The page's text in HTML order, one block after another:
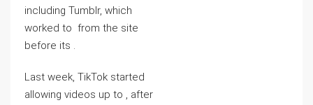
including Tumblr, which
worked to from the site
before its .
Last week, TikTok started
allowing videos up to , after